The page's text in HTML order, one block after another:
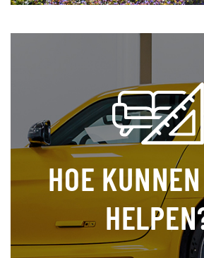
HOE